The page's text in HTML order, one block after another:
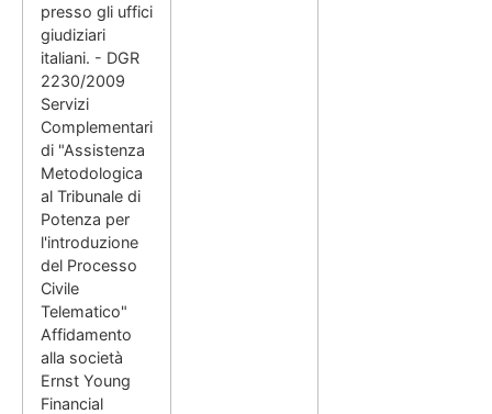
presso gli uffici
giudiziari
italiani. - DGR
2230/2009
Servizi
Complementari
di "Assistenza
Metodologica
al Tribunale di
Potenza per
l'introduzione
del Processo
Civile
Telematico"
Affidamento
alla società
Ernst Young
Financial